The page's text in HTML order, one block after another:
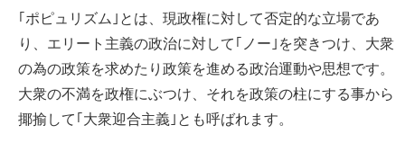
｢ポピュリズム｣とは、現政権に対して否定的な立場であ
り、エリート主義の政治に対して｢ノー｣を突きつけ、大衆
の為の政策を求めたり政策を進める政治運動や思想です。
大衆の不満を政権にぶつけ、それを政策の柱にする事から
揶揄して｢大衆迎合主義｣とも呼ばれます。